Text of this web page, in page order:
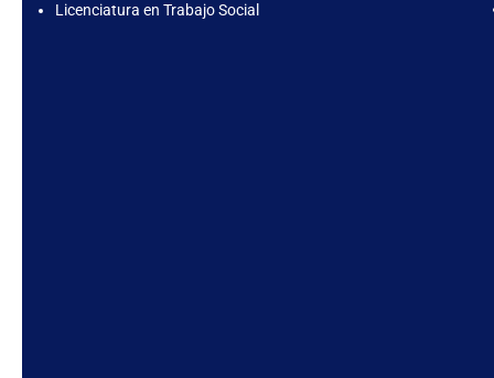
Licenciatura en Trabajo Social